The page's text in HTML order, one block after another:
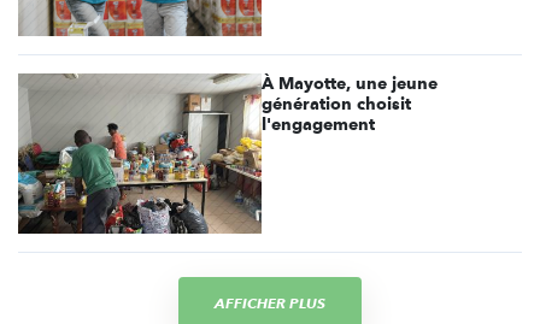
À Mayotte, une jeune
génération choisit
l'engagement
AFFICHER PLUS